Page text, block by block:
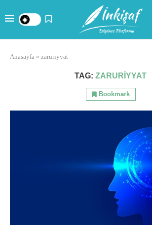
Anasayfa » zaruriyyat
TAG: ZARURIYYAT
Bookmark